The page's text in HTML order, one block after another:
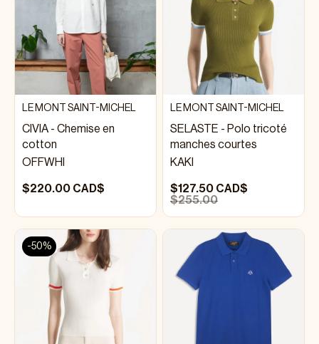
LE MONT SAINT-MICHEL
CIVIA - Chemise en
cotton
OFFWHI
$220.00 CAD$
LE MONT SAINT-MICHEL
SELASTE - Polo tricoté
manches courtes
KAKI
$127.50 CAD$
$255.00
-50%